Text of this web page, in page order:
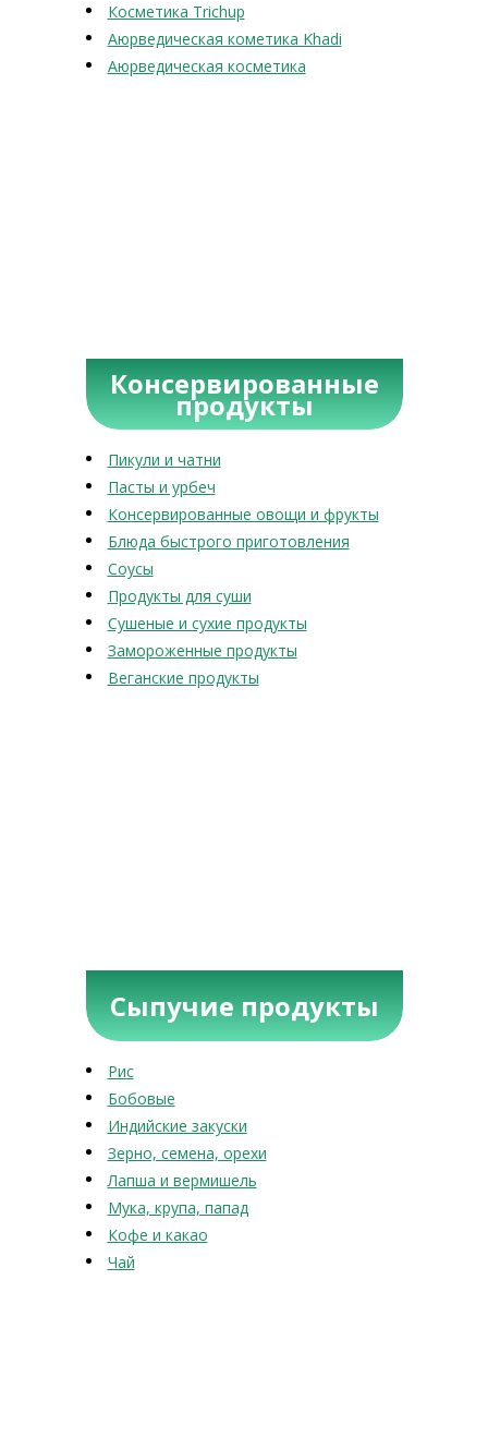
Косметика Trichup
Аюрведическая кометика Khadi
Аюрведическая косметика
Консервированные
продукты
Пикули и чатни
Пасты и урбеч
Консервированные овощи и фрукты
Блюда быстрого приготовления
Соусы
Продукты для суши
Сушеные и сухие продукты
Замороженные продукты
Веганские продукты
Сыпучие продукты
Рис
Бобовые
Индийские закуски
Зерно, семена, орехи
Лапша и вермишель
Мука, крупа, папад
Кофе и какао
Чай